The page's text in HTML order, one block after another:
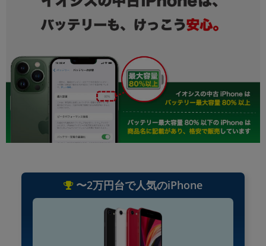
〜2万円台で人気のiPhone